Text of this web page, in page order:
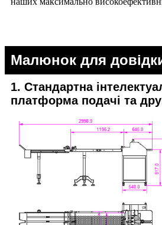
Малюнок для
1. Стандартна
платформа подачі та